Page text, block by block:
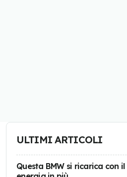
ULTIMI ARTICOLI
Questa BMW si ricarica con